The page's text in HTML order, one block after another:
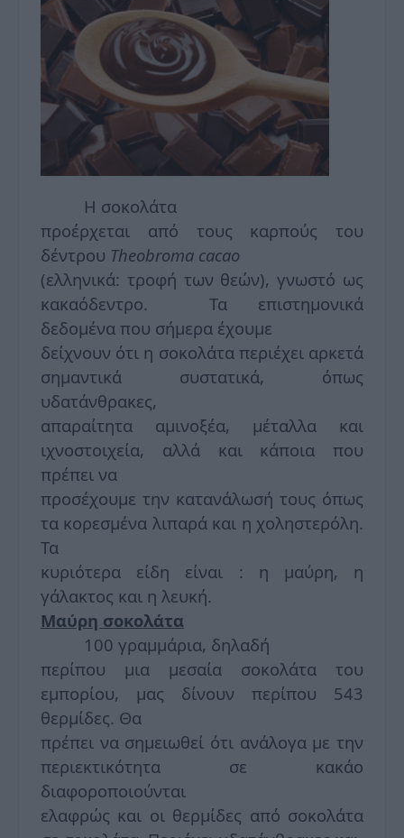
Η σοκολάτα
προέρχεται από τους καρπούς του
δέντρου Theobroma cacao
(ελληνικά: τροφή των θεών), γνωστό ως
κακαόδεντρο. Τα επιστημονικά
δεδομένα που σήμερα έχουμε
δείχνουν ότι η σοκολάτα περιέχει αρκετά
σημαντικά συστατικά, όπως
υδατάνθρακες,
απαραίτητα αμινοξέα, μέταλλα και
ιχνοστοιχεία, αλλά και κάποια που
πρέπει να
προσέχουμε την κατανάλωσή τους όπως
τα κορεσμένα λιπαρά και η χοληστερόλη.
Τα
κυριότερα είδη είναι : η μαύρη, η
γάλακτος και η λευκή.
Μαύρη σοκολάτα
100 γραμμάρια, δηλαδή
περίπου μια μεσαία σοκολάτα του
εμπορίου, μας δίνουν περίπου 543
θερμίδες. Θα
πρέπει να σημειωθεί ότι ανάλογα με την
περιεκτικότητα σε κακάο
διαφοροποιούνται
ελαφρώς και οι θερμίδες από σοκολάτα